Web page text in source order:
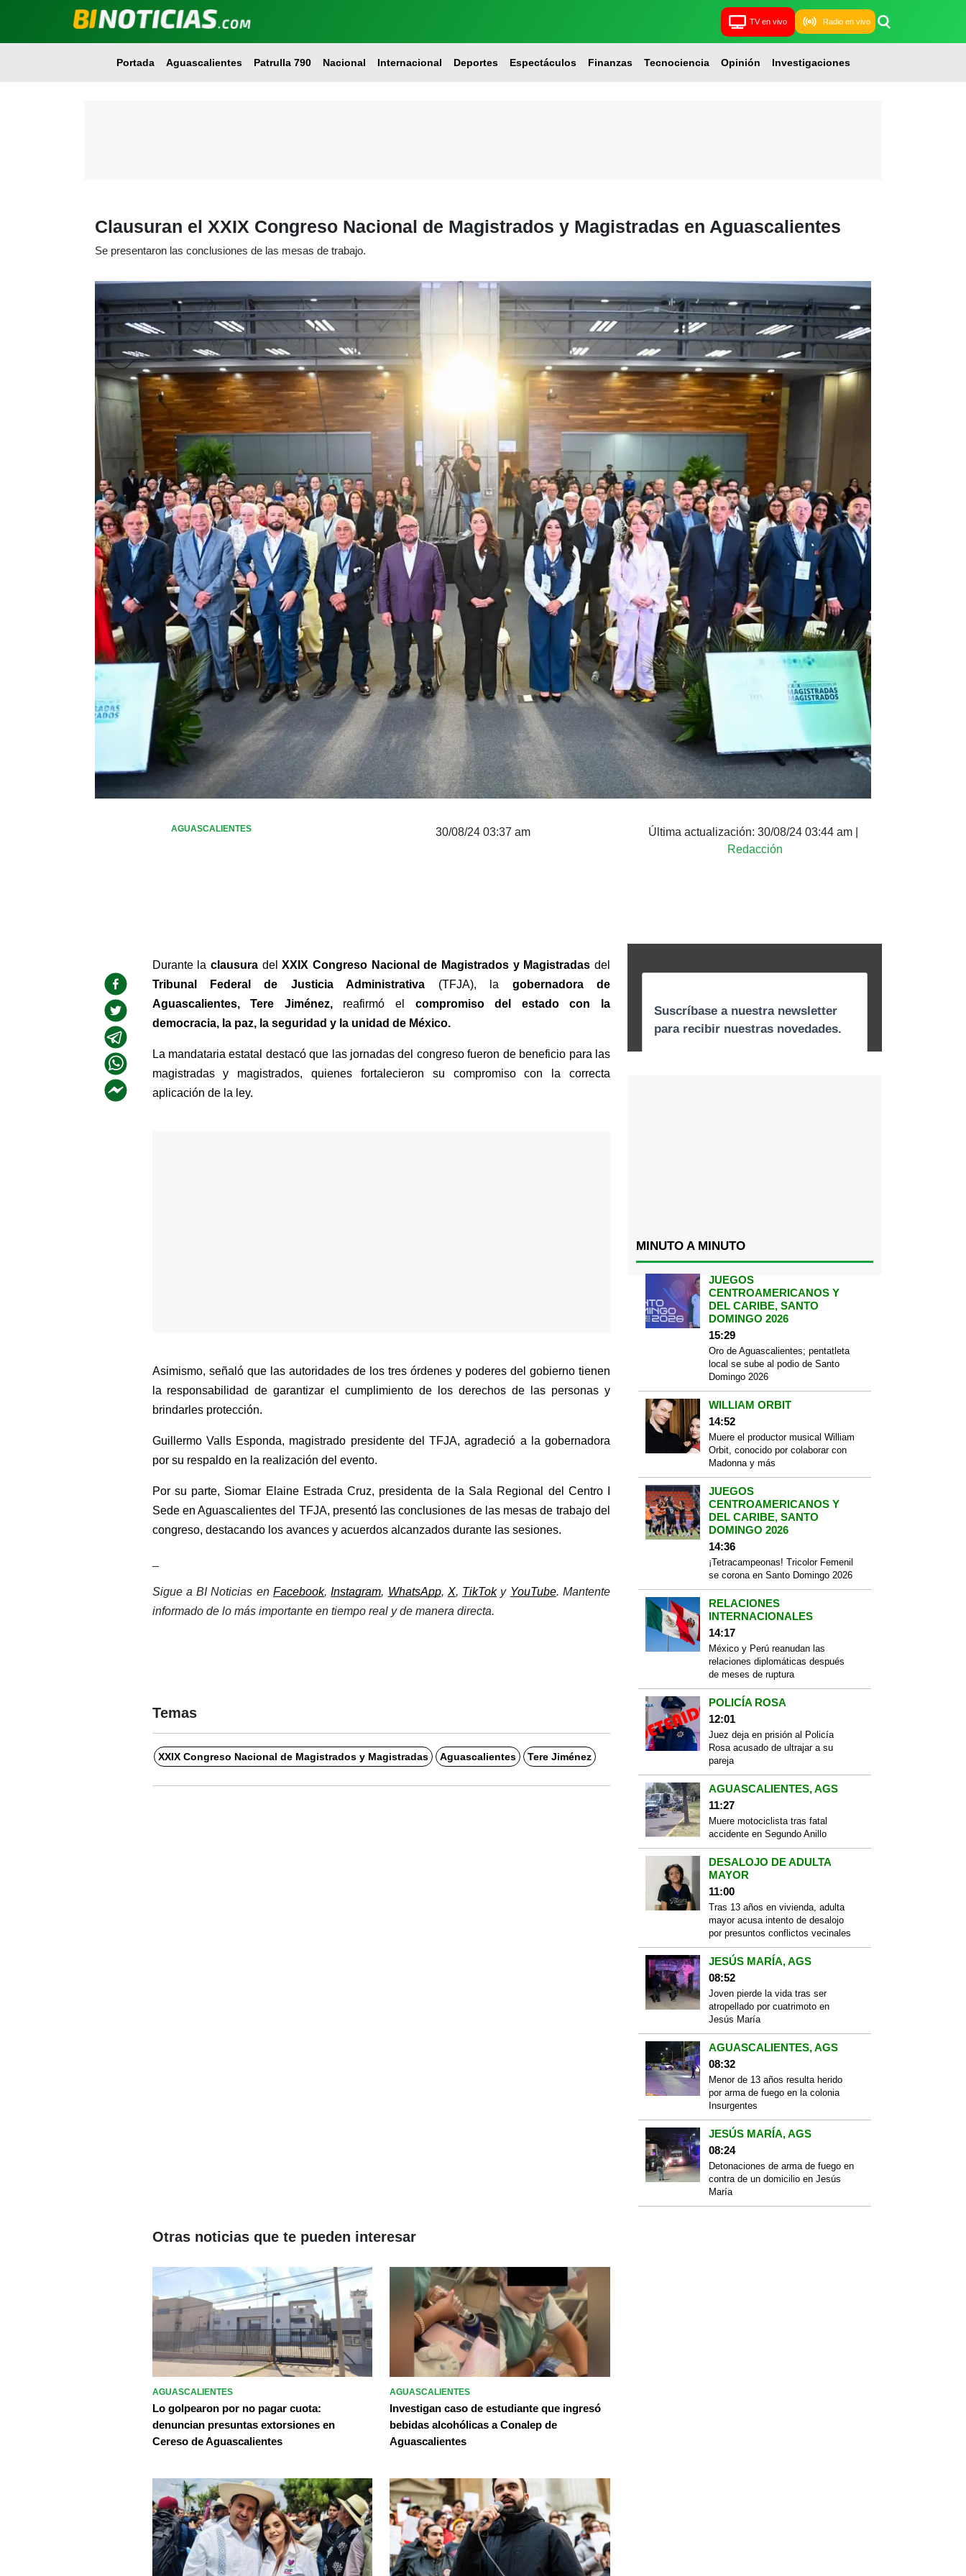
TV en vivo Radio en vivo
Portada Aguascalientes Patrulla 790 Nacional Internacional Deportes Espectáculos Finanzas Tecnociencia Opinión Investigaciones
Clausuran el XXIX Congreso Nacional de Magistrados y Magistradas en Aguascalientes
Se presentaron las conclusiones de las mesas de trabajo.
AGUASCALIENTES 30/08/24 03:37 am Última actualización: 30/08/24 03:44 am
Redacción
Durante la clausura del XXIX Congreso Nacional de Magistrados y Magistradas
Tribunal Federal de Justicia Administrativa (TFJA), la gobernadora de
Aguascalientes, Tere Jiménez, reafirmó el compromiso del estado con la
democracia, la paz, la seguridad y la unidad de México.
La mandataria estatal destacó que las jornadas del congreso fueron de beneficio para las
magistradas y magistrados, quienes fortalecieron su compromiso con la correcta
aplicación de la ley.
Asimismo, señaló que las autoridades de los tres órdenes y poderes del gobierno tienen
la responsabilidad de garantizar el cumplimiento de los derechos de las personas y
brindarles protección.
Guillermo Valls Esponda, magistrado presidente del TFJA, agradeció a la gobernadora
por su respaldo en la realización del evento.
Por su parte, Siomar Elaine Estrada Cruz, presidenta de la Sala Regional del Centro I
Sede en Aguascalientes del TFJA, presentó las conclusiones de las mesas de trabajo del
congreso, destacando los avances y acuerdos alcanzados durante las sesiones.
Sigue a BI Noticias en Facebook, Instagram, WhatsApp, X, TikTok y YouTube. Mantente
informado de lo más importante en tiempo real y de manera directa.
Temas
XXIX Congreso Nacional de Magistrados y Magistradas Aguascalientes Tere Jiménez
MINUTO A MINUTO
JUEGOS
CENTROAMERICANOS Y
DEL CARIBE, SANTO
DOMINGO 2026
15:29
Oro de Aguascalientes; pentatleta
local se sube al podio de Santo
Domingo 2026
WILLIAM ORBIT
14:52
Muere el productor musical William
Orbit, conocido por colaborar con
Madonna y más
JUEGOS
CENTROAMERICANOS Y
DEL CARIBE, SANTO
DOMINGO 2026
14:36
¡Tetracampeonas! Tricolor Femenil
se corona en Santo Domingo 2026
RELACIONES
INTERNACIONALES
14:17
México y Perú reanudan las
relaciones diplomáticas después
de meses de ruptura
POLICÍA ROSA
12:01
Juez deja en prisión al Policía
Rosa acusado de ultrajar a su
pareja
AGUASCALIENTES, AGS
11:27
Muere motociclista tras fatal
accidente en Segundo Anillo
DESALOJO DE ADULTA
MAYOR
11:00
Tras 13 años en vivienda, adulta
mayor acusa intento de desalojo
por presuntos conflictos vecinales
JESÚS MARÍA, AGS
08:52
Joven pierde la vida tras ser
atropellado por cuatrimoto en
Jesús María
AGUASCALIENTES, AGS
08:32
Menor de 13 años resulta herido
por arma de fuego en la colonia
Insurgentes
JESÚS MARÍA, AGS
08:24
Detonaciones de arma de fuego en
contra de un domicilio en Jesús
María
Otras noticias que te pueden interesar
AGUASCALIENTES
Lo golpearon por no pagar cuota:
denuncian presuntas extorsiones en
Cereso de Aguascalientes
AGUASCALIENTES
Investigan caso de estudiante que ingresó
bebidas alcohólicas a Conalep de
Aguascalientes